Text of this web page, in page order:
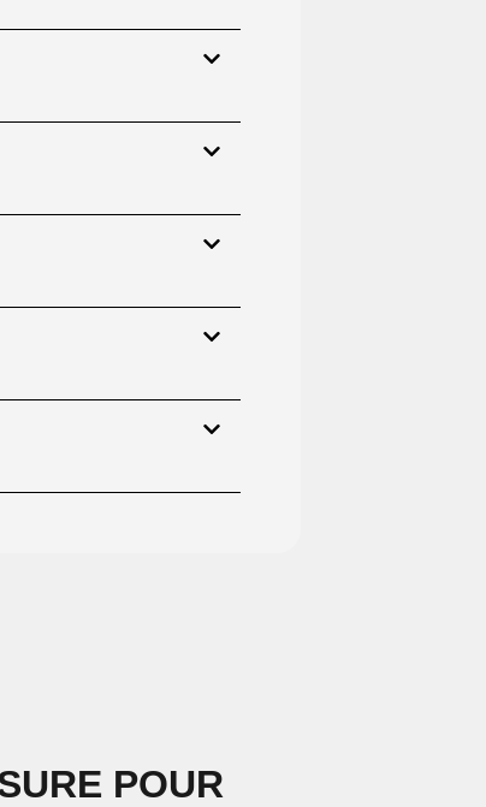
POUR